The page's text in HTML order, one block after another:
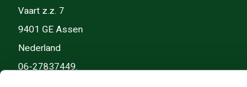
Vaart z.z. 7
9401 GE Assen
Nederland
06-27837449.